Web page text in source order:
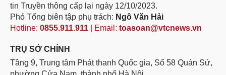
tin Truyền thông cấp lại ngày 12/10/2023.
Phó Tổng biên tập phụ trách: Ngô Văn Hải
Hotline: 0855.911.911 | Email: toasoan@vtcnews.vn
TRỤ SỞ CHÍNH
Tầng 9, Trung tâm Phát thanh Quốc gia, Số 58 Quán Sứ,